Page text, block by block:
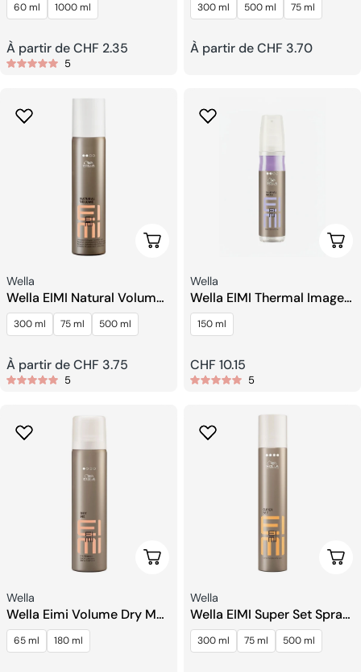
60 ml 1000 ml
Prix
À partir de CHF 2.35
5
Rapide
300 ml 500 ml 75 ml
Prix
À partir de CHF 3.70
Choisissez Les Options
Fournisseur:
Wella
Wella EIMI Natural Volume
Mousse à Tenue Légère
300 ml 75 ml 500 ml
Prix
À partir de CHF 3.75
5
Fournisseur:
Wella
Wella EIMI Thermal Image
Spray De Protection
Thermique.
150 ml
Prix
CHF 10.15
5
Choisissez Les Options
Fournisseur:
Wella
Wella Eimi Volume Dry Me
Shampooing Sec
65 ml 180 ml
Fournisseur:
Wella
Wella EIMI Super Set Spray
De Finition Extra Fort
300 ml 75 ml 500 ml